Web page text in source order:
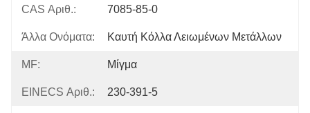
CAS Αριθ.: 7085-85-0
Άλλα Ονόματα: Καυτή Κόλλα Λειωμένων Μετάλλων
MF: Μίγμα
EINECS Αριθ.: 230-391-5